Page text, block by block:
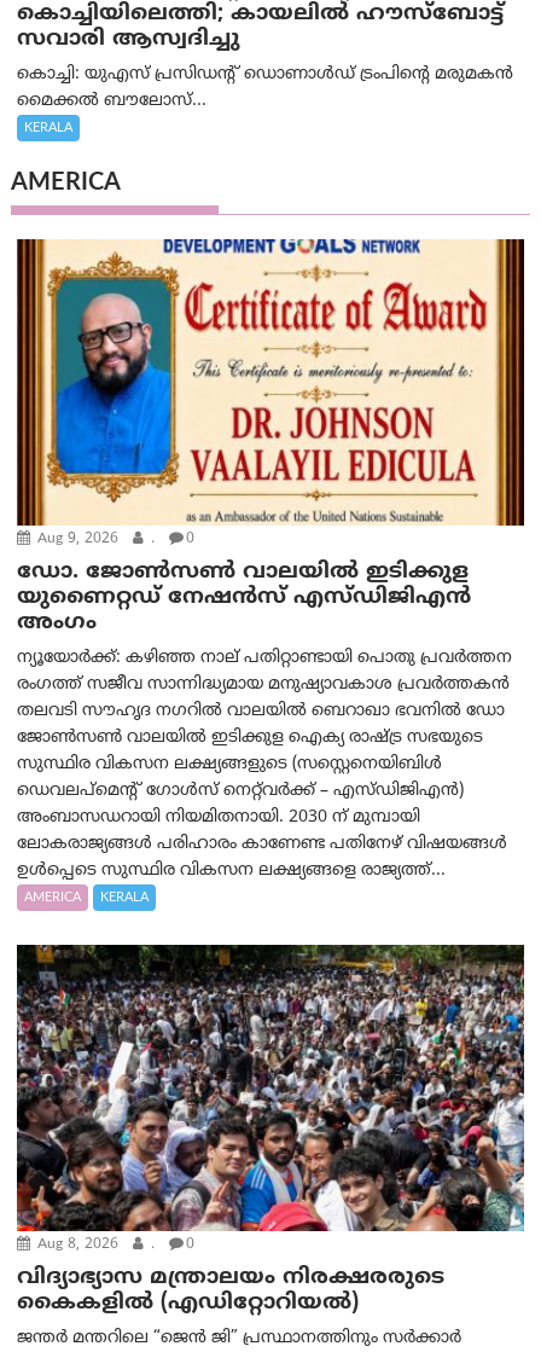
കൊച്ചിയിലെത്തി; കായലിൽ ഹൗസ്ബോട്ട്
സവാരി ആസ്വദിച്ചു
കൊച്ചി: യുഎസ് പ്രസിഡന്റ് ഡൊണാൾഡ് ട്രംപിന്റെ മരുമകൻ
മൈക്കൽ ബൗലോസ്...
KERALA
AMERICA
Aug 9, 2026 . 0
ഡോ. ജോൺസൺ വാലയിൽ ഇടിക്കുള
യുണൈറ്റഡ് നേഷൻസ് എസ്ഡിജിഎൻ
അംഗം
ന്യൂയോര്‍ക്ക്: കഴിഞ്ഞ നാല് പതിറ്റാണ്ടായി പൊതു പ്രവർത്തന
രംഗത്ത് സജീവ സാന്നിദ്ധ്യമായ മനുഷ്യാവകാശ പ്രവർത്തകൻ
തലവടി സൗഹൃദ നഗറിൽ വാലയിൽ ബെറാഖാ ഭവനിൽ ഡോ
ജോൺസൺ വാലയിൽ ഇടിക്കുള ഐക്യ രാഷ്ട്ര സഭയുടെ
സുസ്ഥിര വികസന ലക്ഷ്യങ്ങളുടെ (സസ്റ്റെനെയിബിൾ
ഡെവലപ്‌മെന്റ് ഗോൾസ് നെറ്റ്‌വർക്ക് – എസ്ഡിജിഎൻ)
അംബാസഡറായി നിയമിതനായി. 2030 ന് മുമ്പായി
ലോകരാജ്യങ്ങൾ പരിഹാരം കാണേണ്ട പതിനേഴ് വിഷയങ്ങൾ
ഉൾപ്പെടെ സുസ്ഥിര വികസന ലക്ഷ്യങ്ങളെ രാജ്യത്ത്...
AMERICA KERALA
Aug 8, 2026 . 0
വിദ്യാഭ്യാസ മന്ത്രാലയം നിരക്ഷരരുടെ
കൈകളിൽ (എഡിറ്റോറിയല്‍)
ജന്തർ മന്തറിലെ “ജെൻ ജി” പ്രസ്ഥാനത്തിനും സർക്കാർ